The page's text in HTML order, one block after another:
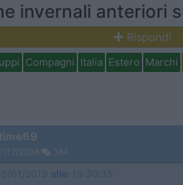
invernali anteriori
Rispondi
Compagni Italia Estero Marchi
time69
12/2008 384
01/2019 alle: 15:30:35